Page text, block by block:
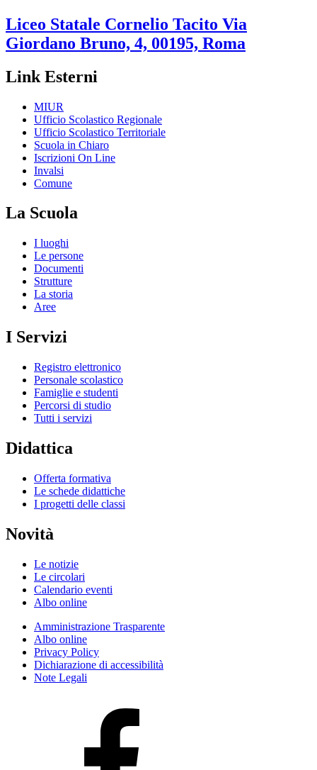
Liceo Statale Cornelio Tacito Via
Giordano Bruno, 4, 00195, Roma
Link Esterni
MIUR
Ufficio Scolastico Regionale
Ufficio Scolastico Territoriale
Scuola in Chiaro
Iscrizioni On Line
Invalsi
Comune
La Scuola
I luoghi
Le persone
Documenti
Strutture
La storia
Aree
I Servizi
Registro elettronico
Personale scolastico
Famiglie e studenti
Percorsi di studio
Tutti i servizi
Didattica
Offerta formativa
Le schede didattiche
I progetti delle classi
Novità
Le notizie
Le circolari
Calendario eventi
Albo online
Amministrazione Trasparente
Albo online
Privacy Policy
Dichiarazione di accessibilità
Note Legali